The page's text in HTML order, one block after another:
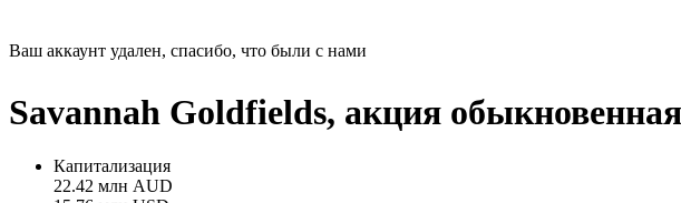
Ваш аккаунт удален, спасибо, что были с нами
Savannah Goldfields, акция
Капитализация
22.42 млн AUD